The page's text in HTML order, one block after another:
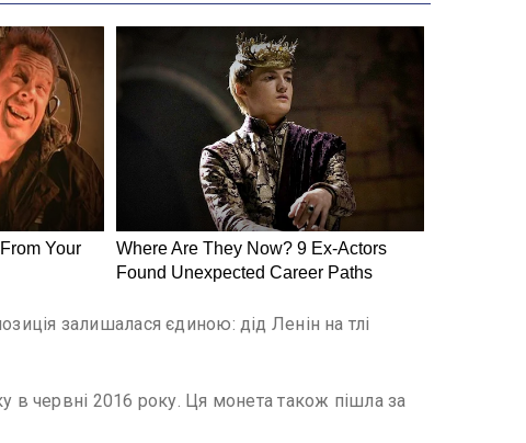
залишалася єдиною: дід Ленін на тлі
в червні 2016 року. Ця монета також пішла за